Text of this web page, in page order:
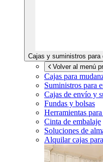
Cajas y suministros para
Volver al menú
Cajas para
Suministros para
Cajas de envío y
Fundas y bolsas
Herramientas
Cinta de embalaje
Soluciones de
Alquilar cajas